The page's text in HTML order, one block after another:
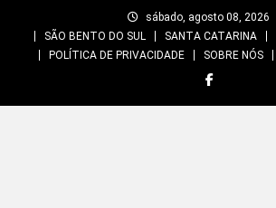
sábado, agosto 08, 2026
SÃO BENTO DO SUL
SANTA CATARINA
POLÍTICA DE PRIVACIDADE
SOBRE NÓS